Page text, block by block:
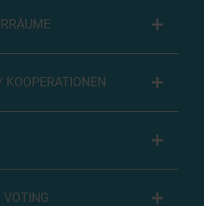
VOTING